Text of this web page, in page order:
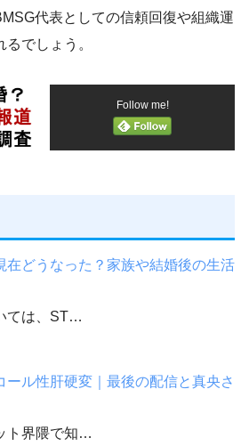
代表としての信頼回復や組織運
でしょう。
Follow me!
在どうなった？家族や結婚後の生活
ては、ST…
ール性肝硬変｜最後の配信と真央さ
ト界隈で知…